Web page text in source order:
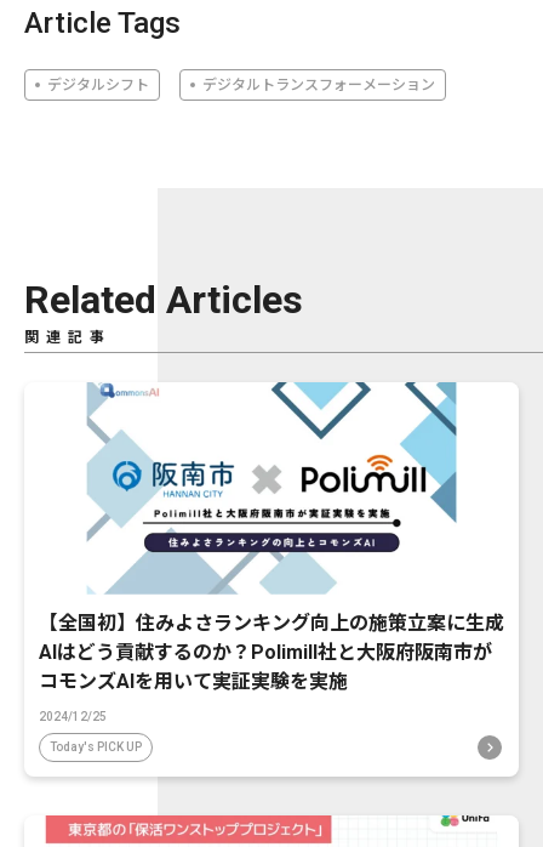
Article Tags
デジタルシフト デジタルトランスフォーメーション
Related Articles
関連記事
【全国初】住みよさランキング向上の施策立案に生成
AIはどう貢献するのか？Polimill社と大阪府阪南市が
コモンズAIを用いて実証実験を実施
2024/12/25
Today's PICK UP